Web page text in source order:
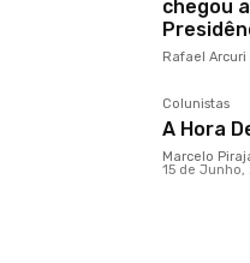
chegou
Rafael Arcuri
Colunistas
A Hora
Marcelo
15 de Junho,